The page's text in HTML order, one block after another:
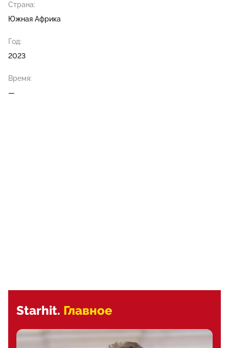
Страна:
Южная Африка
Год:
2023
Время:
—
Starhit. Главное